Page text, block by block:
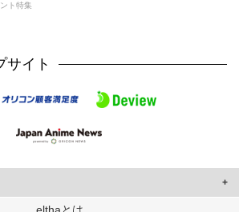
ト特集
サイト
用して、ユーザーに合わせたコンテンツや広告の